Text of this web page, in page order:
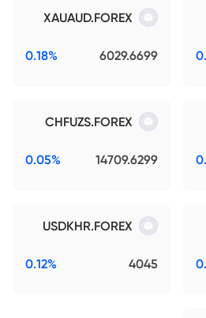
XAUAUD.FOREX
6029.6699
0.18%
CHFUZS.FOREX
14709.6299
0.05%
USDKHR.FOREX
4045
0.12%